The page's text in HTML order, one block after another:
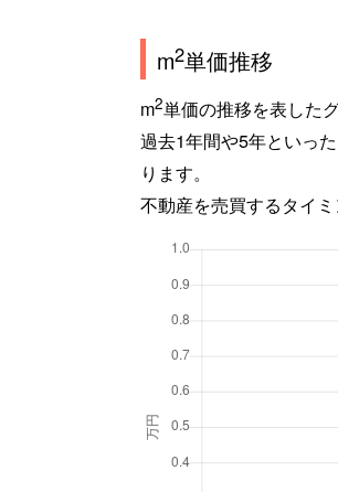
m2単価推移
m2単価の推移を表した
過去1年間や5年といっ
ります。
不動産を売買するタイ